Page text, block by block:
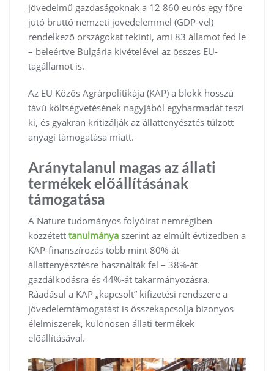
jövedelmű gazdaságoknak a 12 860 eurós egy főre
jutó bruttó nemzeti jövedelemmel (GDP-vel)
rendelkező országokat tekinti, ami 83 államot fed le
– beleértve Bulgária kivételével az összes EU-
tagállamot is.
Az EU Közös Agrárpolitikája (KAP) a blokk hosszú
távú költségvetésének nagyjából egyharmadát teszi
ki, és gyakran kritizálják az állattenyésztés túlzott
anyagi támogatása miatt.
Aránytalanul magas az állati
termékek előállításának
támogatása
A Nature tudományos folyóirat nemrégiben
közzétett tanulmánya szerint az elmúlt évtizedben a
KAP-finanszírozás több mint 80%-át
állattenyésztésre használták fel – 38%-át
gazdálkodásra és 44%-át takarmányozásra.
Ráadásul a KAP „kapcsolt” kifizetési rendszere a
jövedelemtámogatást is összekapcsolja bizonyos
élelmiszerek, különösen állati termékek
előállításával.